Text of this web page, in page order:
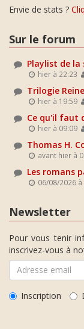
Envie de stats ?
Sur le forum
Playlist de la
hier à 22:23
Trilogie
hier à 19:59
Ce qu'il faut
hier à 09:09
Thomas H.
avant hier à
Les romans
06/08/2026 à
Newsletter
Pour vous tenir
inscrivez-vous à
Inscription